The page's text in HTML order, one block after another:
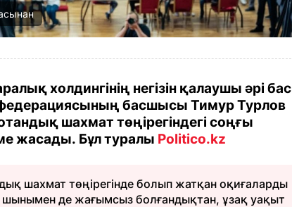
холдингінің негізін қалаушы әрі бас
басшысы Тимур Турлов
шахмат төңірегіндегі соңғы
жасады. Бұл туралы Politico.kz
шахмат төңірегінде болып жатқан оқиғаларды
де жағымсыз болғандықтан, ұзақ уақыт